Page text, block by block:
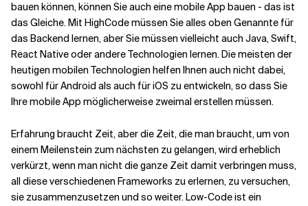
bauen können, können Sie auch eine mobile App bauen - das ist
das Gleiche. Mit HighCode müssen Sie alles oben Genannte für
das Backend lernen, aber Sie müssen vielleicht auch Java, Swift,
React Native oder andere Technologien lernen. Die meisten der
heutigen mobilen Technologien helfen Ihnen auch nicht dabei,
sowohl für Android als auch für iOS zu entwickeln, so dass Sie
Ihre mobile App möglicherweise zweimal erstellen müssen.
Erfahrung braucht Zeit, aber die Zeit, die man braucht, um von
einem Meilenstein zum nächsten zu gelangen, wird erheblich
verkürzt, wenn man nicht die ganze Zeit damit verbringen muss,
all diese verschiedenen Frameworks zu erlernen, zu versuchen,
sie zusammenzusetzen und so weiter. Low-Code ist ein